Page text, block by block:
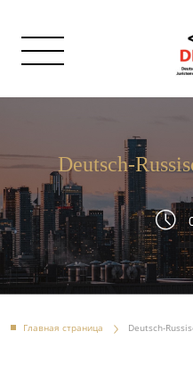
Deutsch-
Главная страница Deutsch-